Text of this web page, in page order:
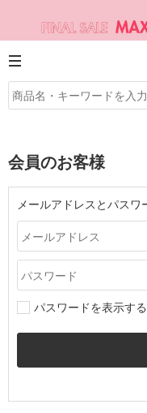
会員のお客様
メールアドレスとパスワ
パスワードを表示する